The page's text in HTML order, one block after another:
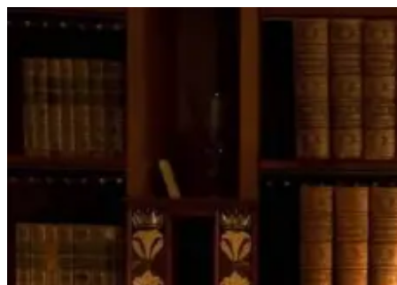
Перейти